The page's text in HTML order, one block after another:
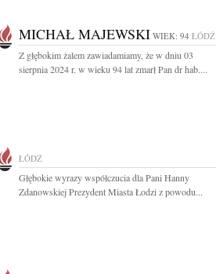
MICHAŁ MAJEWSKI WIEK: 94 ŁÓDŹ
Z głębokim żalem zawiadamiamy, że w dniu 03
sierpnia 2024 r. w wieku 94 lat zmarł Pan dr hab....
ŁÓDŹ
Głębokie wyrazy współczucia dla Pani Hanny
Zdanowskiej Prezydent Miasta Łodzi z powodu...